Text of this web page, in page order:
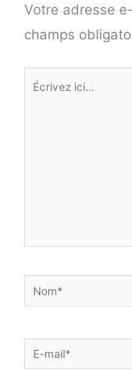
Votre adresse
champs
Écrivez
Nom*
E-